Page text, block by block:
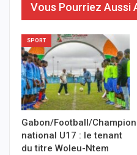
Vous Pourriez Aussi
SPORT
Gabon/Football/
national U17 : le tenant
du titre Woleu-Ntem